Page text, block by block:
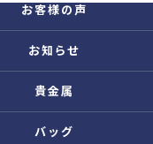
お客様の声
お知らせ
貴金属
バッグ